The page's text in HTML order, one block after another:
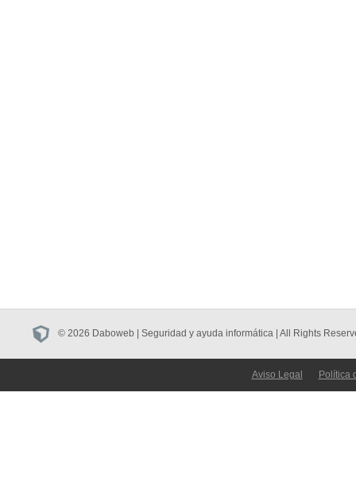
© 2026 Daboweb | Seguridad y ayuda informática | All Rights
Aviso Legal Política